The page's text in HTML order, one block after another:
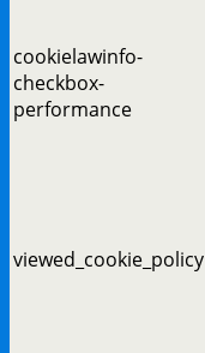
cookielawinfo-
checkbox-
performance
viewed_cookie_policy